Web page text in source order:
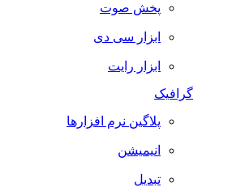
پخش صوت
ابزار سی دی
ابزار رایت
گرافیک
پلاگین نرم افزارها
انیمیشن
تبدیل